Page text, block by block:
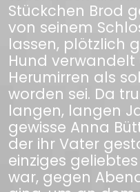
Stückchen Brod
von seinem
lassen, plötzlich
Hund
Herumirren als
worden sei. Da
langen, langen
gewisse Anna
der ihr Vater
einziges
war, gegen